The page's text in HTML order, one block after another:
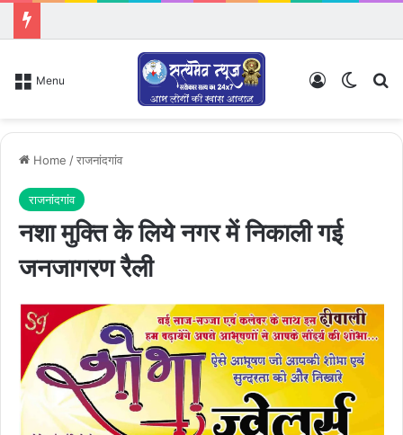
Menu Log In
Home /राजनांदगांव
राजनांदगांव
नशा मुक्ति के लिये नगर में निकाली गई
जनजागरण रैली